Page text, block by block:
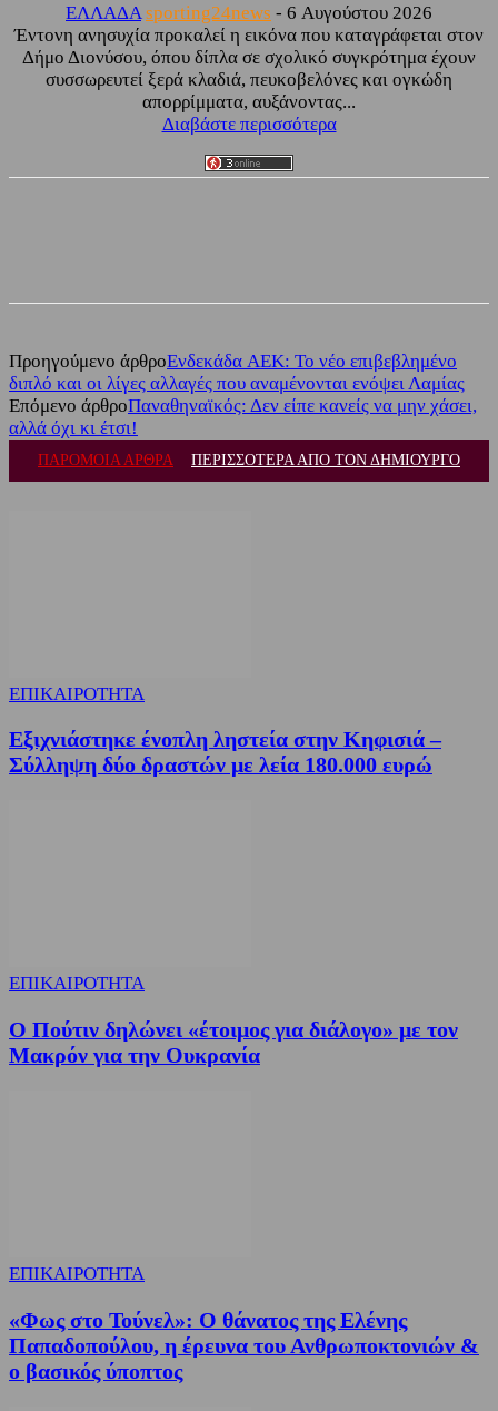
ΕΛΛΑΔΑ sporting24news - 6 Αυγούστου 2026
Έντονη ανησυχία προκαλεί η εικόνα που καταγράφεται στον
Δήμο Διονύσου, όπου δίπλα σε σχολικό συγκρότημα έχουν
συσσωρευτεί ξερά κλαδιά, πευκοβελόνες και ογκώδη
απορρίμματα, αυξάνοντας...
Διαβάστε περισσότερα
Προηγούμενο άρθροΕνδεκάδα AEK: Το νέο επιβεβλημένο
διπλό και οι λίγες αλλαγές που αναμένονται ενόψει Λαμίας
Επόμενο άρθροΠαναθηναϊκός: Δεν είπε κανείς να μην χάσει,
αλλά όχι κι έτσι!
ΠΑΡΟΜΟΙΑ ΑΡΘΡΑ ΠΕΡΙΣΣΟΤΕΡΑ ΑΠΟ ΤΟΝ ΔΗΜΙΟΥΡΓΟ
ΕΠΙΚΑΙΡΟΤΗΤΑ
Εξιχνιάστηκε ένοπλη ληστεία στην Κηφισιά –
Σύλληψη δύο δραστών με λεία 180.000 ευρώ
ΕΠΙΚΑΙΡΟΤΗΤΑ
Ο Πούτιν δηλώνει «έτοιμος για διάλογο» με τον
Μακρόν για την Ουκρανία
ΕΠΙΚΑΙΡΟΤΗΤΑ
«Φως στο Τούνελ»: Ο θάνατος της Ελένης
Παπαδοπούλου, η έρευνα του Ανθρωποκτονιών &
ο βασικός ύποπτος